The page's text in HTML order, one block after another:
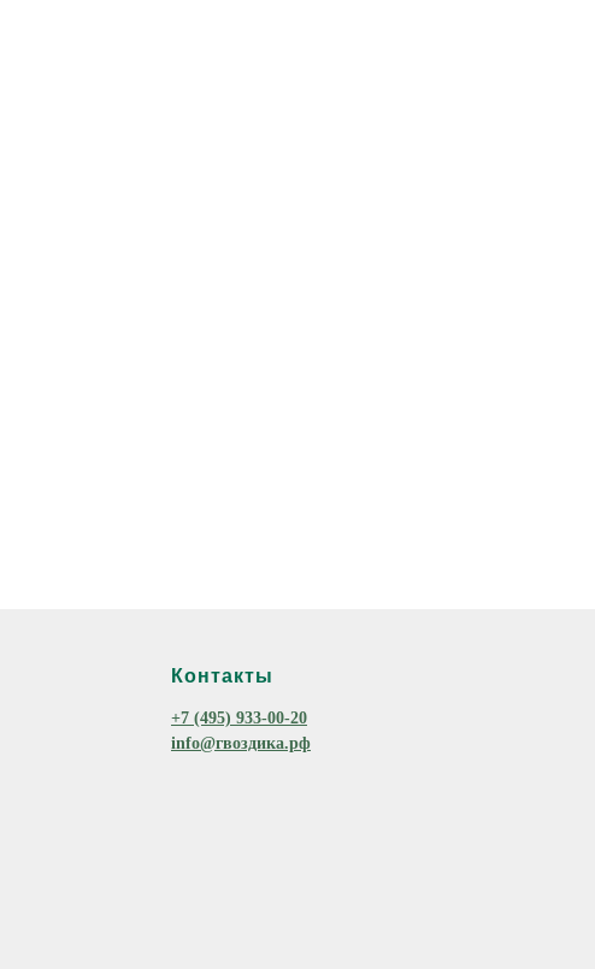
Контакты
+7 (495) 933-00-20
info@гвоздика.рф